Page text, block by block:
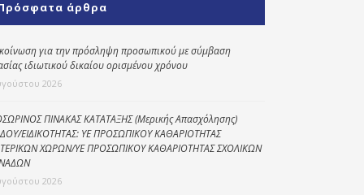
Kοινωνικό
φαρμακείο
Πρόγραμμα
“Βοήθεια στο σπίτι”
Κέντρο Ημερήσιας
Φροντίδας
άρθρα
για την πρόσληψη προσωπικού με σύμβαση
ιδιωτικού δικαίου ορισμένου χρόνου
2026
ΠΙΝΑΚΑΣ ΚΑΤΑΤΑΞΗΣ (Μερικής Απασχόλησης)
ΕΙΔΙΚΟΤΗΤΑΣ: ΥΕ ΠΡΟΣΩΠΙΚΟΥ ΚΑΘΑΡΙΟΤΗΤΑΣ
ΧΩΡΩΝ/ΥΕ ΠΡΟΣΩΠΙΚΟΥ ΚΑΘΑΡΙΟΤΗΤΑΣ ΣΧΟΛΙΚΩΝ
2026